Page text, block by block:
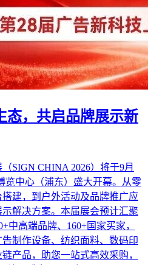
态，共启品牌展示新
SIGN CHINA 2026）将于9月
览中心（浦东）盛大开幕。从零
建，到户外活动及品牌推广应
解决方案。本届展会预计汇聚
中高端品牌、160+国家买家，
制作设备、纺织面料、数码印
产品，助您一站式高效采购，